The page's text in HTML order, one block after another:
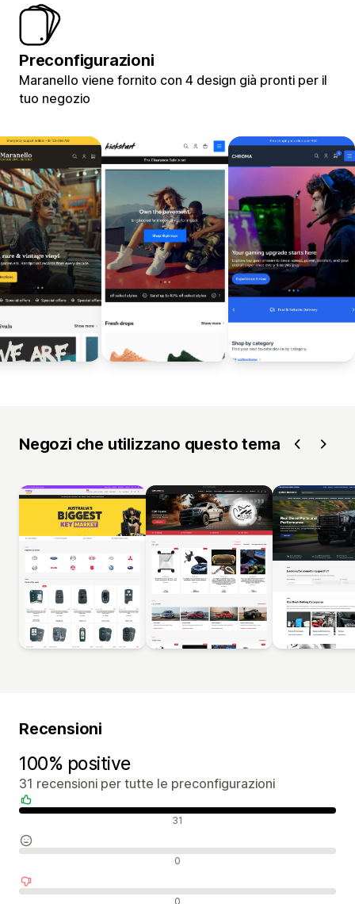
Preconfigurazioni
Maranello viene fornito con 4 design già pronti per il
tuo negozio
Negozi che utilizzano questo tema
Recensioni
100% positive
31 recensioni per tutte le preconfigurazioni
Recensioni positive 31
Recensioni neutrali 0
Recensioni negative 0